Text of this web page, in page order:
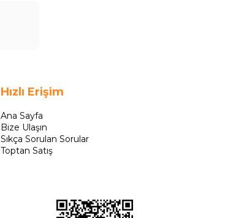
Hızlı Erişim
Ana Sayfa
Bize Ulaşın
Sıkça Sorulan Sorular
Toptan Satış